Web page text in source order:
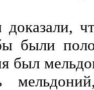
были
был